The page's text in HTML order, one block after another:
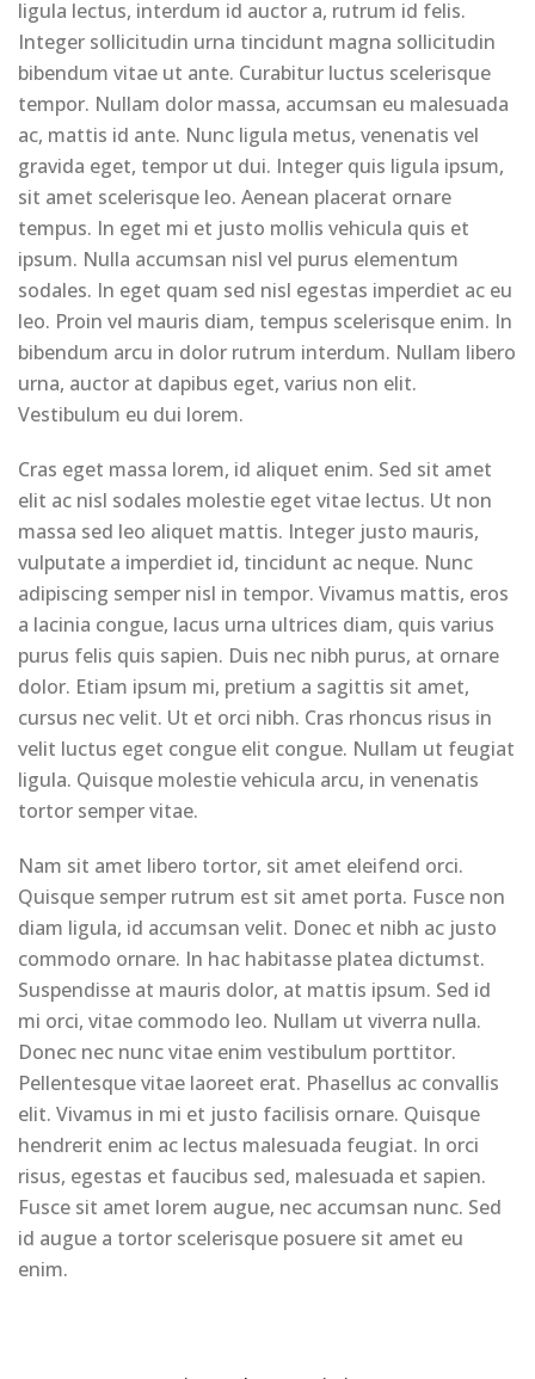
ligula lectus, interdum id auctor a, rutrum id felis.
Integer sollicitudin urna tincidunt magna sollicitudin
bibendum vitae ut ante. Curabitur luctus scelerisque
tempor. Nullam dolor massa, accumsan eu malesuada
ac, mattis id ante. Nunc ligula metus, venenatis vel
gravida eget, tempor ut dui. Integer quis ligula ipsum,
sit amet scelerisque leo. Aenean placerat ornare
tempus. In eget mi et justo mollis vehicula quis et
ipsum. Nulla accumsan nisl vel purus elementum
sodales. In eget quam sed nisl egestas imperdiet ac eu
leo. Proin vel mauris diam, tempus scelerisque enim. In
bibendum arcu in dolor rutrum interdum. Nullam libero
urna, auctor at dapibus eget, varius non elit.
Vestibulum eu dui lorem.
Cras eget massa lorem, id aliquet enim. Sed sit amet
elit ac nisl sodales molestie eget vitae lectus. Ut non
massa sed leo aliquet mattis. Integer justo mauris,
vulputate a imperdiet id, tincidunt ac neque. Nunc
adipiscing semper nisl in tempor. Vivamus mattis, eros
a lacinia congue, lacus urna ultrices diam, quis varius
purus felis quis sapien. Duis nec nibh purus, at ornare
dolor. Etiam ipsum mi, pretium a sagittis sit amet,
cursus nec velit. Ut et orci nibh. Cras rhoncus risus in
velit luctus eget congue elit congue. Nullam ut feugiat
ligula. Quisque molestie vehicula arcu, in venenatis
tortor semper vitae.
Nam sit amet libero tortor, sit amet eleifend orci.
Quisque semper rutrum est sit amet porta. Fusce non
diam ligula, id accumsan velit. Donec et nibh ac justo
commodo ornare. In hac habitasse platea dictumst.
Suspendisse at mauris dolor, at mattis ipsum. Sed id
mi orci, vitae commodo leo. Nullam ut viverra nulla.
Donec nec nunc vitae enim vestibulum porttitor.
Pellentesque vitae laoreet erat. Phasellus ac convallis
elit. Vivamus in mi et justo facilisis ornare. Quisque
hendrerit enim ac lectus malesuada feugiat. In orci
risus, egestas et faucibus sed, malesuada et sapien.
Fusce sit amet lorem augue, nec accumsan nunc. Sed
id augue a tortor scelerisque posuere sit amet eu
enim.